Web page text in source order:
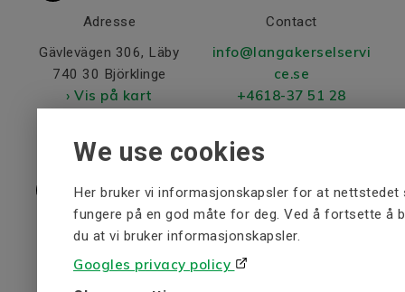
We use cookies
Her bruker vi informasjonskapsler for at nettstedet
fungere på en god måte for deg. Ved å fortsette å
du at vi bruker informasjonskapsler.
Googles privacy policy
Adresse
Gävlevägen 306, Läby
740 30 Björklinge
› Vis på kart
Contact
info@langakerselservi
ce.se
+4618-37 51 28
Molea AS (Norway)
Adresse
Vålerveien 159
Reseller of composite
material